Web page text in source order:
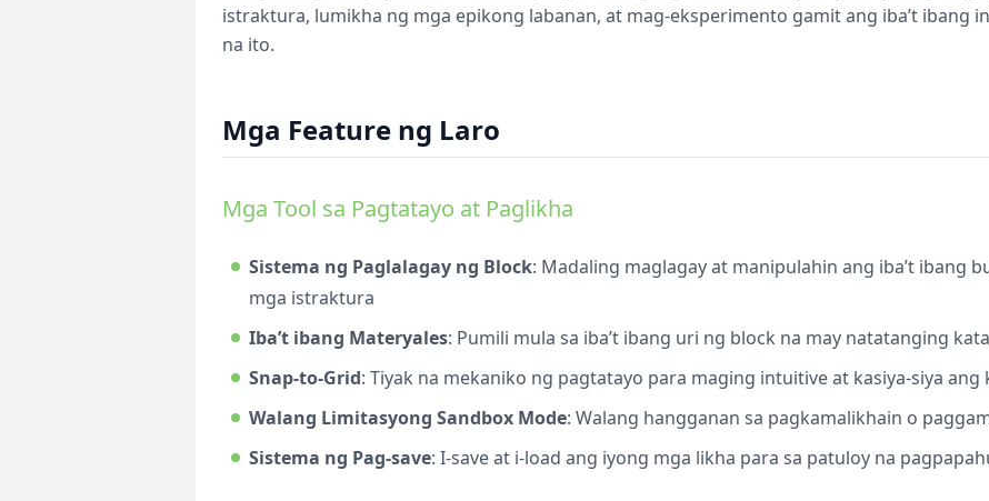
istraktura, lumikha ng mga epikong labanan, at mag-eksperimento gamit ang iba’t ibang
na ito.
Mga Feature ng Laro
Mga Tool sa Pagtatayo at Paglikha
Sistema ng Paglalagay ng Block: Madaling maglagay at manipulahin ang iba’t ibang
mga istraktura
Iba’t ibang Materyales: Pumili mula sa iba’t ibang uri ng block na may natatanging
Snap-to-Grid: Tiyak na mekaniko ng pagtatayo para maging intuitive at kasiya-siya
Walang Limitasyong Sandbox Mode: Walang hangganan sa pagkamalikhain o
Sistema ng Pag-save: I-save at i-load ang iyong mga likha para sa patuloy na